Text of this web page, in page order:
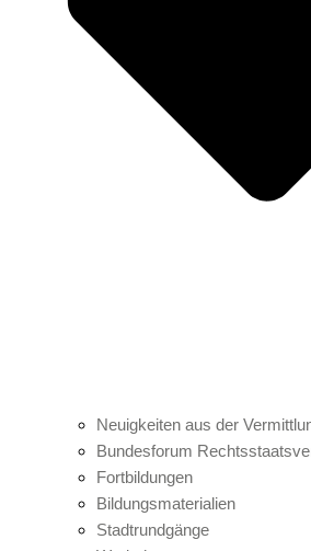
Neuigkeiten aus der
Bundesforum
Fortbildungen
Bildungsmaterialien
Stadtrundgänge